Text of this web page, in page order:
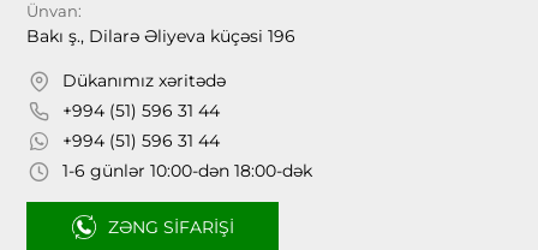
Ünvan:
Bakı ş., Dilarə Əliyeva küçəsi 196
Dükanımız xəritədə
+994 (51) 596 31 44
+994 (51) 596 31 44
1-6 günlər 10:00-dən 18:00-dək
ZƏNG SIFARIŞI